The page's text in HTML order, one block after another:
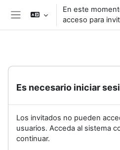
Salta al contenido principal
Panel lateral
En este
acceso para
Es necesario iniciar
Los invitados no pueden
usuarios. Acceda al sistema
continuar.